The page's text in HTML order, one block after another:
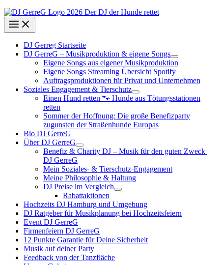
DJ Gerreg Startseite
DJ GerreG – Musikproduktion & eigene Songs
Eigene Songs aus eigener Musikproduktion
Eigene Songs Streaming Übersicht Spotify
Auftragsproduktionen für Privat und Unternehmen
Soziales Engagement & Tierschutz
Einen Hund retten 🐾 Hunde aus Tötungsstationen
retten
Sommer der Hoffnung: Die große Benefizparty
zugunsten der Straßenhunde Europas
Bio DJ GerreG
Über DJ GerreG
Benefiz & Charity DJ – Musik für den guten Zweck |
DJ GerreG
Mein Soziales- & Tierschutz-Engagement
Meine Philosophie & Haltung
DJ Preise im Vergleich
Rabattaktionen
Hochzeits DJ Hamburg und Umgebung
DJ Ratgeber für Musikplanung bei Hochzeitsfeiern
Event DJ GerreG
Firmenfeiern DJ GerreG
12 Punkte Garantie für Deine Sicherheit
Musik auf deiner Party
Feedback von der Tanzfläche